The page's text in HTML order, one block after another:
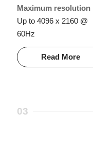
Maximum resolution
Up to 4096 x 2160 @
60Hz
Read More
03